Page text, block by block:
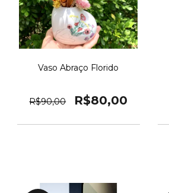
Vaso Abraço Florido
R$90,00 R$80,00